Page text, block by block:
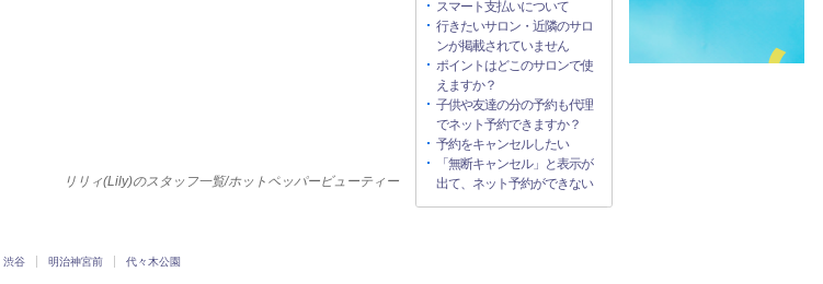
リリィ(Lily)のスタッフ一覧/ホットペッパービューティー
スマート支払いについて
行きたいサロン・近隣のサロ
ンが掲載されていません
ポイントはどこのサロンで使
えますか？
子供や友達の分の予約も代理
でネット予約できますか？
予約をキャンセルしたい
「無断キャンセル」と表示が
出て、ネット予約ができない
渋谷 明治神宮前 代々木公園